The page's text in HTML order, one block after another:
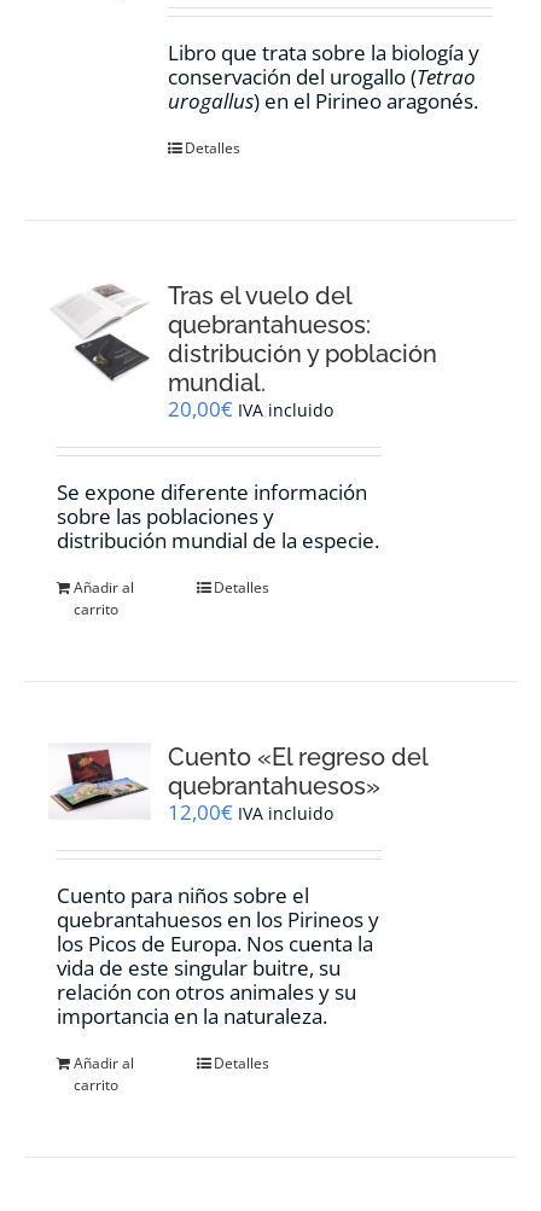
Libro que trata sobre la biología y
conservación del urogallo (Tetrao
urogallus) en el Pirineo aragonés.
Detalles
Tras el vuelo del
quebrantahuesos:
distribución y población
mundial.
20,00€ IVA incluido
Se expone diferente información
sobre las poblaciones y
distribución mundial de la especie.
Añadir al
carrito
Detalles
Cuento «El regreso del
quebrantahuesos»
12,00€ IVA incluido
Cuento para niños sobre el
quebrantahuesos en los Pirineos y
los Picos de Europa. Nos cuenta la
vida de este singular buitre, su
relación con otros animales y su
importancia en la naturaleza.
Añadir al
carrito
Detalles